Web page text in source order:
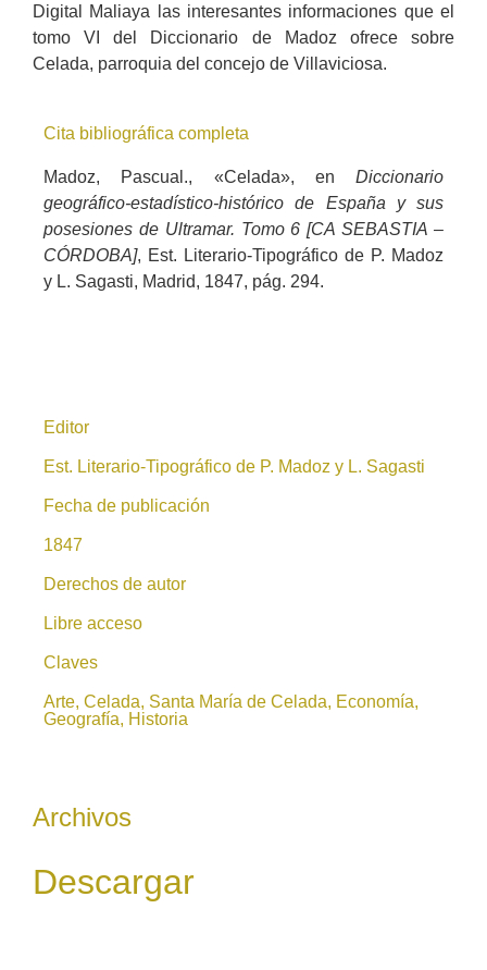
Digital Maliaya las interesantes informaciones que el
tomo VI del Diccionario de Madoz ofrece sobre
Celada, parroquia del concejo de Villaviciosa.
Cita bibliográfica completa
Madoz, Pascual., «Celada», en Diccionario
geográfico-estadístico-histórico de España y sus
posesiones de Ultramar. Tomo 6 [CA SEBASTIA –
CÓRDOBA], Est. Literario-Tipográfico de P. Madoz
y L. Sagasti, Madrid, 1847, pág. 294.
Editor
Est. Literario-Tipográfico de P. Madoz y L. Sagasti
Fecha de publicación
1847
Derechos de autor
Libre acceso
Claves
Arte, Celada, Santa María de Celada, Economía,
Geografía, Historia
Archivos
Descargar